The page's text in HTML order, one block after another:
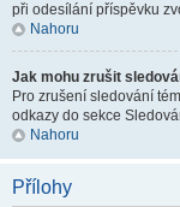
při odesílání příspěvku
Nahoru
Jak mohu zrušit
Pro zrušení sledování
odkazy do sekce
Nahoru
Přílohy